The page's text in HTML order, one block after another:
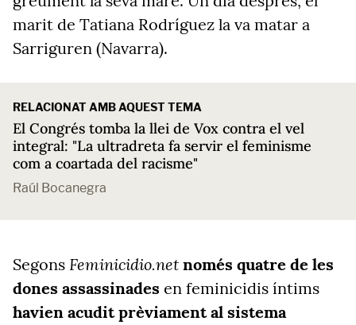
marit de Tatiana Rodríguez la va matar a
Sarriguren (Navarra).
RELACIONAT AMB AQUEST TEMA
El Congrés tomba la llei de Vox contra el vel
integral: "La ultradreta fa servir el feminisme
com a coartada del racisme"
Raúl Bocanegra
Segons Feminicidio.net només quatre de les
dones assassinades en feminicidis íntims
havien acudit prèviament al sistema